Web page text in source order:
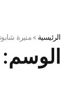
الرئيسية »منيرة
الوسم: